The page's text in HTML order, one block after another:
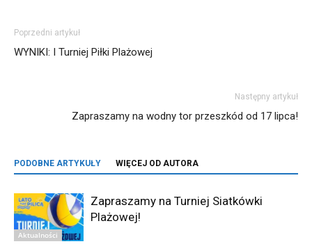
Poprzedni artykuł
WYNIKI: I Turniej Piłki Plażowej
Następny artykuł
Zapraszamy na wodny tor przeszkód od 17 lipca!
PODOBNE ARTYKUŁY WIĘCEJ OD AUTORA
Aktualności
Zapraszamy na Turniej Siatkówki
Plażowej!